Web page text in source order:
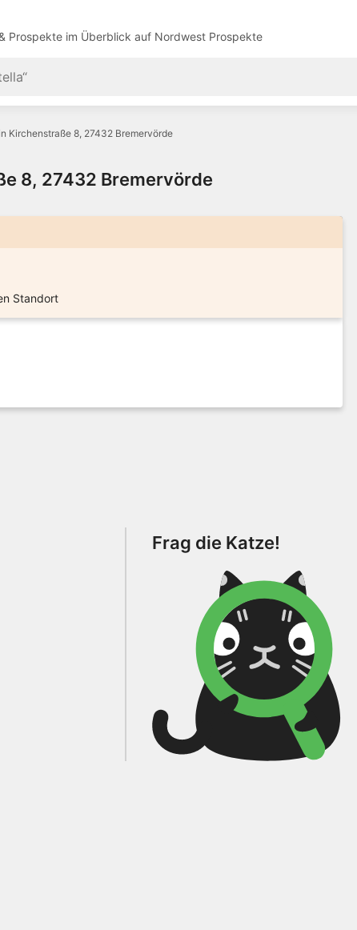
Prospekte im Überblick auf Nordwest Prospekte
Kirchenstraße 8, 27432 Bremervörde
8, 27432 Bremervörde
Standort
Frag die Katze!